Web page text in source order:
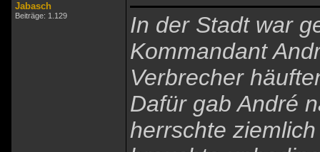
Jabasch
Beiträge: 1.129
In der Stadt war
Kommandant
Verbrecher
Dafür gab André
herrschte